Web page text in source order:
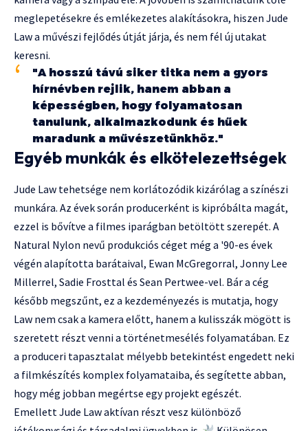
meglepetésekre és emlékezetes alakításokra, hiszen Jude
Law a művészi fejlődés útját járja, és nem fél új utakat
keresni.
"A hosszú távú siker titka nem a gyors
hírnévben rejlik, hanem abban a
képességben, hogy folyamatosan
tanulunk, alkalmazkodunk és hűek
maradunk a művészetünkhöz."
Egyéb munkák és elkötelezettségek
Jude Law tehetsége nem korlátozódik kizárólag a színészi
munkára. Az évek során producerként is kipróbálta magát,
ezzel is bővítve a filmes iparágban betöltött szerepét. A
Natural Nylon nevű produkciós céget még a '90-es évek
végén alapította barátaival, Ewan McGregorral, Jonny Lee
Millerrel, Sadie Frosttal és Sean Pertwee-vel. Bár a cég
később megszűnt, ez a kezdeményezés is mutatja, hogy
Law nem csak a kamera előtt, hanem a kulisszák mögött is
szeretett részt venni a történetmesélés folyamatában. Ez
a produceri tapasztalat mélyebb betekintést engedett neki
a filmkészítés komplex folyamataiba, és segítette abban,
hogy még jobban megértse egy projekt egészét.
Emellett Jude Law aktívan részt vesz különböző